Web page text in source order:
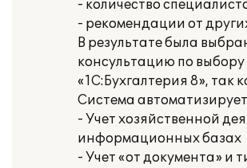
- количество
- рекомендации от
В результате была
консультацию по
«1С:Бухгалтерия 8», так
Система
- Учет хозяйственной
информационных базах
- Учет «от документа» и